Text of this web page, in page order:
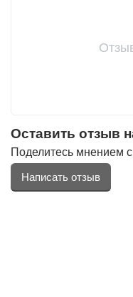
Оставить отзыв
Поделитесь мнением
Написать отзыв